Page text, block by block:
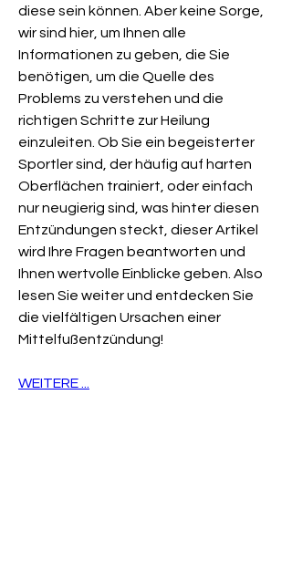
diese sein können. Aber keine Sorge,
wir sind hier, um Ihnen alle
Informationen zu geben, die Sie
benötigen, um die Quelle des
Problems zu verstehen und die
richtigen Schritte zur Heilung
einzuleiten. Ob Sie ein begeisterter
Sportler sind, der häufig auf harten
Oberflächen trainiert, oder einfach
nur neugierig sind, was hinter diesen
Entzündungen steckt, dieser Artikel
wird Ihre Fragen beantworten und
Ihnen wertvolle Einblicke geben. Also
lesen Sie weiter und entdecken Sie
die vielfältigen Ursachen einer
Mittelfußentzündung!
WEITERE ...